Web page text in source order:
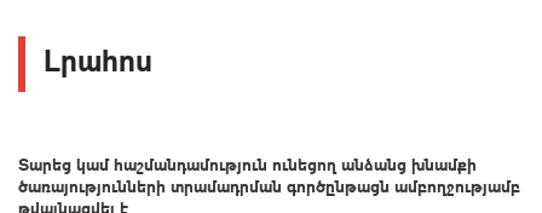
Լրահոս
Տարեց կամ հաշմանդամություն ունեցող անձանց խնամքի
ծառայությունների տրամադրման գործընթացն ամբողջությամբ
թվայնացվել է